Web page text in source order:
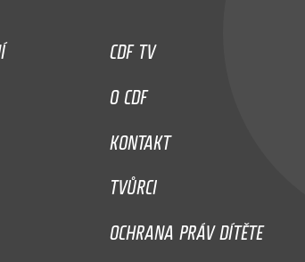
CDF TV
O CDF
KONTAKT
TVŮRCI
OCHRANA PRÁV DÍTĚTE